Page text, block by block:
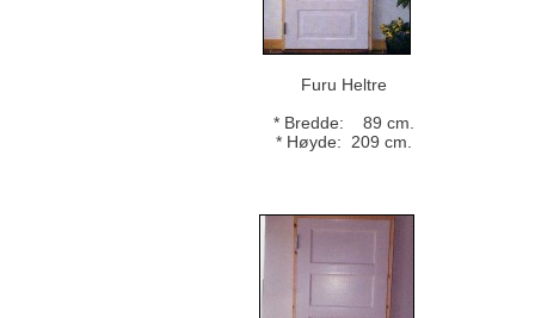
Furu Heltre
* Bredde: 89 cm.
* Høyde: 209 cm.